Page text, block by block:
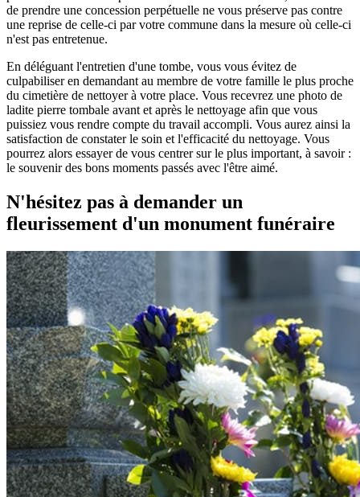
de prendre une concession perpétuelle ne vous préserve pas contre
une reprise de celle-ci par votre commune dans la mesure où celle-ci
n'est pas entretenue.
En déléguant l'entretien d'une tombe, vous vous évitez de
culpabiliser en demandant au membre de votre famille le plus proche
du cimetière de nettoyer à votre place. Vous recevrez une photo de
ladite pierre tombale avant et après le nettoyage afin que vous
puissiez vous rendre compte du travail accompli. Vous aurez ainsi la
satisfaction de constater le soin et l'efficacité du nettoyage. Vous
pourrez alors essayer de vous centrer sur le plus important, à savoir :
le souvenir des bons moments passés avec l'être aimé.
N'hésitez pas à demander un
fleurissement d'un monument funéraire